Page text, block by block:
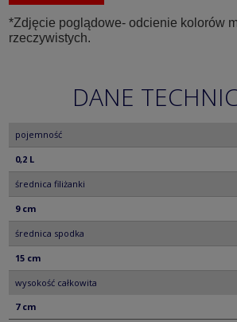
*Zdjęcie poglądowe- odcienie kolorów
rzeczywistych.
DANE
pojemność
0,2 L
średnica filiżanki
9 cm
średnica spodka
15 cm
wysokość całkowita
7 cm